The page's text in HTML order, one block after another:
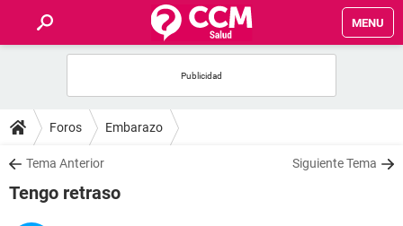
MENU
FOROS
SALUD
FAMILIA
Foros Embarazo
Tema Anterior Siguiente Tema
Tengo retraso